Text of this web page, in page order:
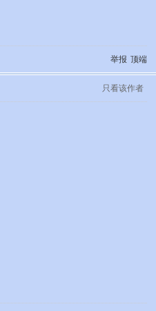
举报 顶端
只看该作者